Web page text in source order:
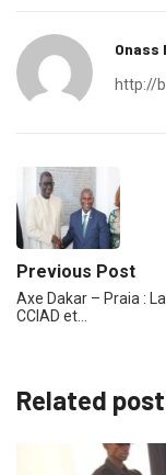
Onass
http://
Previous Post
Axe Dakar – Praia : La
CCIAD et…
Related post